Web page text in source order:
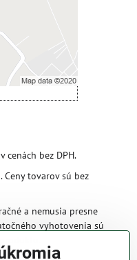
cenách bez DPH.
tovarov sú bez
a nemusia presne
vyhotovenia sú